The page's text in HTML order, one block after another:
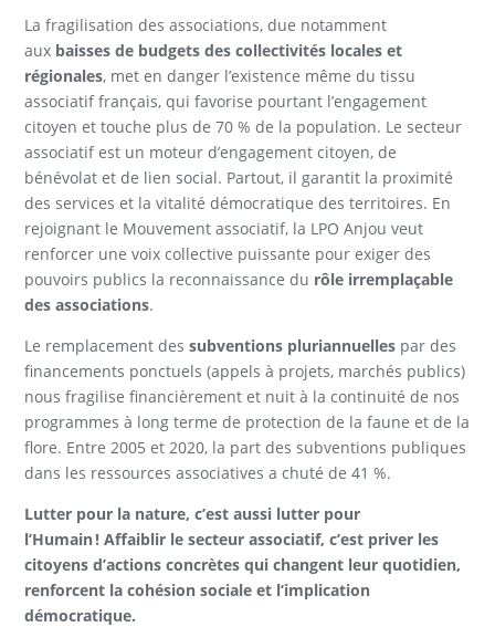
La fragilisation des associations, due notamment
aux baisses de budgets des collectivités locales et
régionales, met en danger l’existence même du tissu
associatif français, qui favorise pourtant l’engagement
citoyen et touche plus de 70 % de la population. Le secteur
associatif est un moteur d’engagement citoyen, de
bénévolat et de lien social. Partout, il garantit la proximité
des services et la vitalité démocratique des territoires. En
rejoignant le Mouvement associatif, la LPO Anjou veut
renforcer une voix collective puissante pour exiger des
pouvoirs publics la reconnaissance du rôle irremplaçable
des associations.
Le remplacement dessubventions pluriannuelles par des
financements ponctuels (appels à projets, marchés publics)
nous fragilise financièrement et nuit à la continuité de nos
programmes à long terme de protection de la faune et de la
flore. Entre 2005 et 2020, la part des subventions publiques
dans les ressources associatives a chuté de 41 %.
Lutter pour la nature, c’est aussi lutter pour
l’Humain !Affaiblir le secteur associatif, c’est priver les
citoyens d’actions concrètes qui changent leur quotidien,
renforcent la cohésion sociale et l’implication
démocratique.